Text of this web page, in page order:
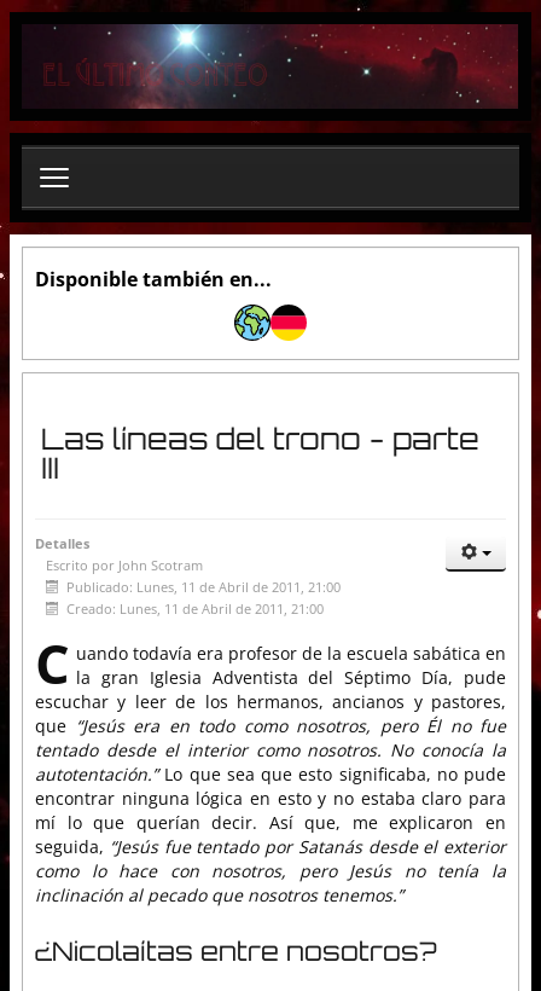
Disponible también en...
Las líneas del trono - parte
III
Detalles
Escrito por John Scotram
Publicado: Lunes, 11 de Abril de 2011, 21:00
Creado: Lunes, 11 de Abril de 2011, 21:00
C uando todavía era profesor de la escuela sabática en
la gran Iglesia Adventista del Séptimo Día, pude
escuchar y leer de los hermanos, ancianos y pastores,
que “Jesús era en todo como nosotros, pero Él no fue
tentado desde el interior como nosotros. No conocía la
autotentación.”Lo que sea que esto significaba, no pude
encontrar ninguna lógica en esto y no estaba claro para
mí lo que querían decir. Así que, me explicaron en
seguida, “Jesús fue tentado por Satanás desde el exterior
como lo hace con nosotros, pero Jesús no tenía la
inclinación al pecado que nosotros tenemos.”
¿Nicolaítas entre nosotros?